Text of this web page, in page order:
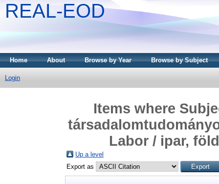
REAL-EOD
Home About Browse by Year Browse by Subject
Login
Items where
Labor / ipar,
Up a level
Export as